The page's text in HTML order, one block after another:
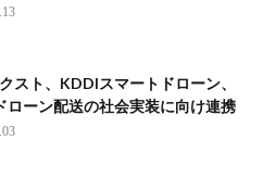
スト、KDDIスマートドローン、
ローン配送の社会実装に向け連携